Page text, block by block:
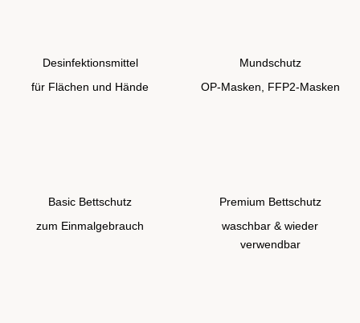
Desinfektionsmittel
für Flächen und Hände
Mundschutz
OP-Masken, FFP2-Masken
Basic Bettschutz
zum Einmalgebrauch
Premium Bettschutz
waschbar & wieder
verwendbar